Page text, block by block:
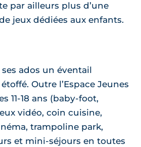
par ailleurs plus d’une
jeux dédiées aux enfants.
ados un éventail
Outre l’Espace Jeunes
11-18 ans (baby-foot,
vidéo, coin cuisine,
trampoline park,
et mini-séjours en toutes